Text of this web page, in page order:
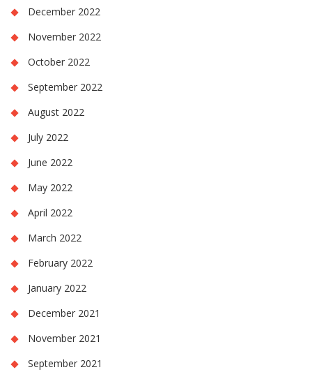
December 2022
November 2022
October 2022
September 2022
August 2022
July 2022
June 2022
May 2022
April 2022
March 2022
February 2022
January 2022
December 2021
November 2021
September 2021